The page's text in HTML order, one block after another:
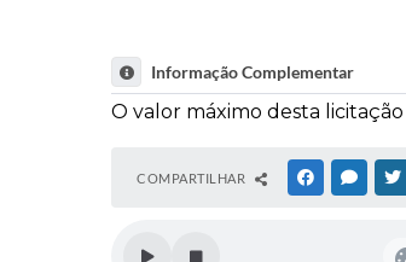
Informação Complementar
O valor máximo desta
COMPARTILHAR FACEBOOK